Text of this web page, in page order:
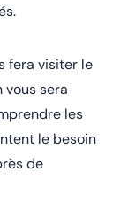
fera visiter le
vous sera
les
le besoin
de